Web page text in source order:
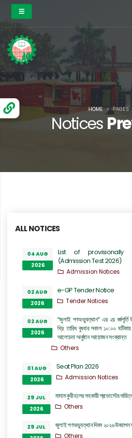
Notices
HOME PAGES
ALL NOTICES
04 AUG
2026
List of provisionally
(Admission Test 2026)
Admission Notices
02 AUG
2026
e-GP Tender Notice
Tender Notices
02 AUG
2026
“জুলাই গণঅভ্যুত্থান” এর ২য়
খ্রি. তারিখ বুধবার সকাল ১০:০০
আলোচনা অনুষ্ঠান আয়োজন সংক্রান্ত
Others
01 AUG
2026
Seat Plan 2026
Admission Notices
29 JUL
2026
মাদাম কুরী হলের সহকারী প্রভোস্টের
Others
29 JUL
জুলাই গণঅভ্যুত্থান দিবস ২০২৬ উদযাপন
Others